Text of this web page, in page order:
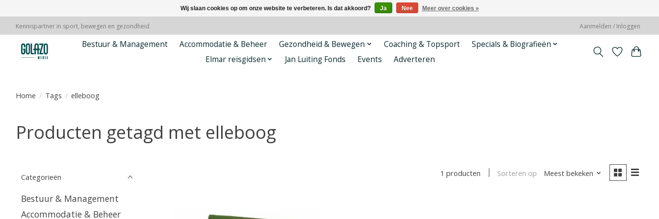
Kennispartner in sport, bewegen en gezondheid Aanmelden / Inloggen
Bestuur & Management Accommodatie & Beheer Gezondheid & Bewegen Coaching & Topsport
Specials & Biografieën
Elmar reisgidsen
Jan Luiting Fonds Events Adverteren
Home / Tags / elleboog
Producten getagd met elleboog
Categorieën
Bestuur & Management
Accommodatie & Beheer
1 producten Sorteren op Meest bekeken
Wij slaan cookies op om onze website te verbeteren. Is dat akkoord? Ja Nee Meer over cookies »